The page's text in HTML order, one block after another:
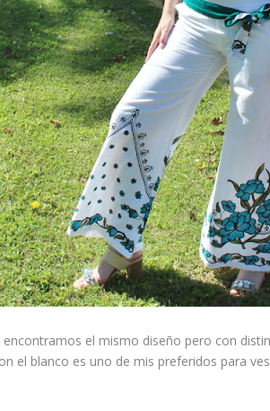
el mismo diseño pero con
el blanco es uno de mis preferidos para